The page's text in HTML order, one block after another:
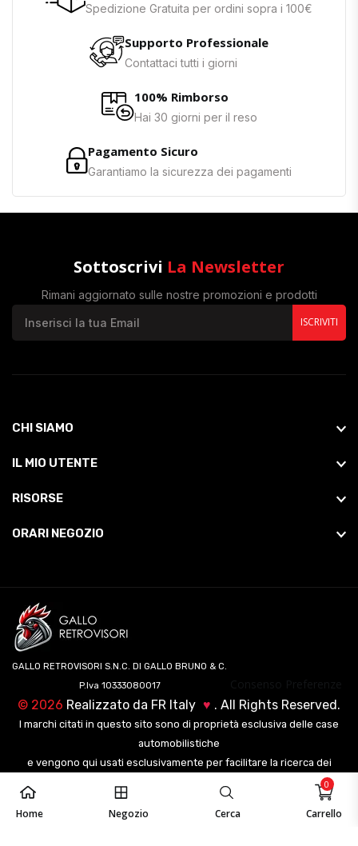
Home Negozio Cerca Carrello
0
Spedizione Gratuita per ordini sopra i 100€
Supporto Professionale
Contattaci tutti i giorni
100% Rimborso
Hai 30 giorni per il reso
Pagamento Sicuro
Garantiamo la sicurezza dei pagamenti
Sottoscrivi La Newsletter
Rimani aggiornato sulle nostre promozioni e prodotti
ISCRIVITI
CHI SIAMO
IL MIO UTENTE
RISORSE
ORARI NEGOZIO
GALLO RETROVISORI S.N.C. DI GALLO BRUNO & C.
P.Iva 10333080017
© 2026 Realizzato da FR Italy ♥ . All Rights Reserved.
I marchi citati in questo sito sono di proprietà esclusiva delle case
automobilistiche
e vengono qui usati esclusivamente per facilitare la ricerca dei